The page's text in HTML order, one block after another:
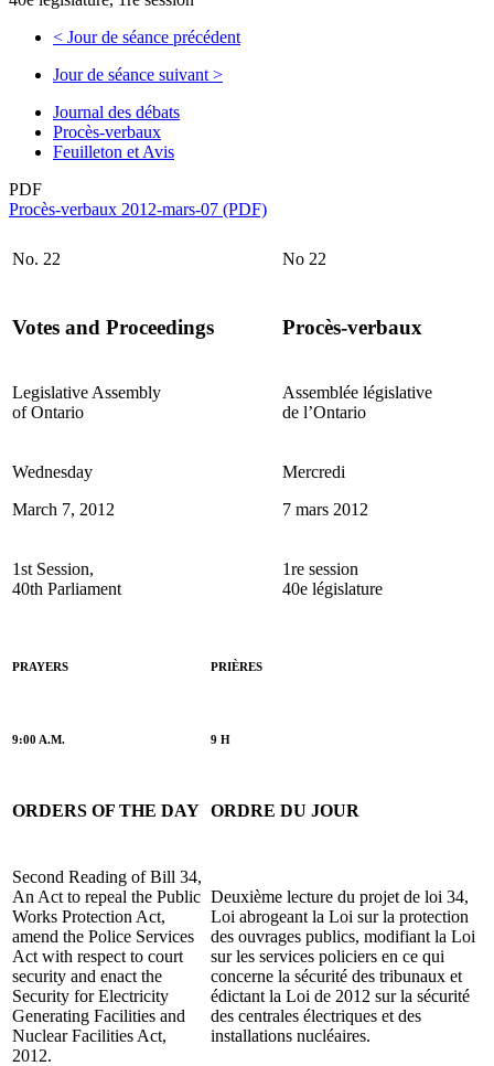
< Jour de séance précédent
Jour de séance suivant >
Journal des débats
Procès-verbaux
Feuilleton et Avis
PDF
Procès-verbaux 2012-mars-07 (PDF)
No. 22 No 22
Votes and Proceedings Procès-verbaux
Legislative Assembly
of Ontario
Assemblée législative
de l’Ontario
Wednesday
March 7, 2012
Mercredi
7 mars 2012
1st Session,
40th Parliament
1re session
40e législature
PRAYERS PRIÈRES
9:00 A.M. 9 H
ORDERS OF THE DAY ORDRE DU JOUR
Second Reading of Bill 34,
An Act to repeal the Public
Works Protection Act,
amend the Police Services
Act with respect to court
security and enact the
Security for Electricity
Generating Facilities and
Nuclear Facilities Act,
2012.
Deuxième lecture du projet de loi 34,
Loi abrogeant la Loi sur la protection
des ouvrages publics, modifiant la Loi
sur les services policiers en ce qui
concerne la sécurité des tribunaux et
édictant la Loi de 2012 sur la sécurité
des centrales électriques et des
installations nucléaires.